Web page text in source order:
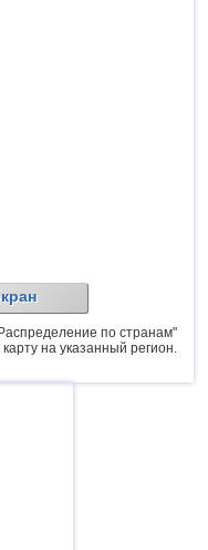
по странам"
на указанный регион.